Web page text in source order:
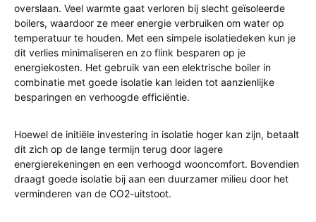
overslaan. Veel warmte gaat verloren bij slecht geïsoleerde
boilers, waardoor ze meer energie verbruiken om water op
temperatuur te houden. Met een simpele isolatiedeken kun je
dit verlies minimaliseren en zo flink besparen op je
energiekosten. Het gebruik van een elektrische boiler in
combinatie met goede isolatie kan leiden tot aanzienlijke
besparingen en verhoogde efficiëntie.
Hoewel de initiële investering in isolatie hoger kan zijn, betaalt
dit zich op de lange termijn terug door lagere
energierekeningen en een verhoogd wooncomfort. Bovendien
draagt goede isolatie bij aan een duurzamer milieu door het
verminderen van de CO2-uitstoot.